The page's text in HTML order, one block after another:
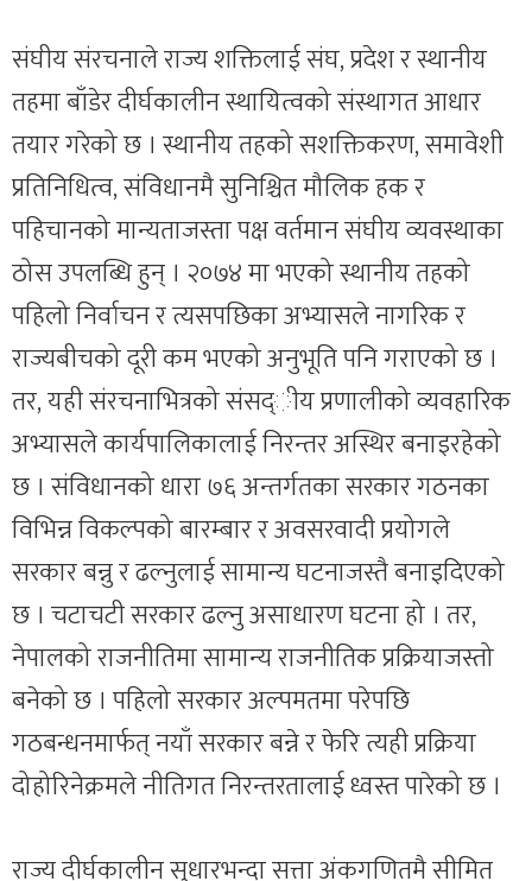
संघीय संरचनाले राज्य शक्तिलाई संघ, प्रदेश र स्थानीय
तहमा बाँडेर दीर्घकालीन स्थायित्वको संस्थागत आधार
तयार गरेको छ । स्थानीय तहको सशक्तिकरण, समावेशी
प्रतिनिधित्व, संविधानमै सुनिश्चित मौलिक हक र
पहिचानको मान्यताजस्ता पक्ष वर्तमान संघीय व्यवस्थाका
ठोस उपलब्धि हुन् । २०७४ मा भएको स्थानीय तहको
पहिलो निर्वाचन र त्यसपछिका अभ्यासले नागरिक र
राज्यबीचको दूरी कम भएको अनुभूति पनि गराएको छ ।
तर, यही संरचनाभित्रको संसद्ीय प्रणालीको व्यवहारिक
अभ्यासले कार्यपालिकालाई निरन्तर अस्थिर बनाइरहेको
छ । संविधानको धारा ७६ अन्तर्गतका सरकार गठनका
विभिन्न विकल्पको बारम्बार र अवसरवादी प्रयोगले
सरकार बन्नु र ढल्नुलाई सामान्य घटनाजस्तै बनाइदिएको
छ । चटाचटी सरकार ढल्नु असाधारण घटना हो । तर,
नेपालको राजनीतिमा सामान्य राजनीतिक प्रक्रियाजस्तो
बनेको छ । पहिलो सरकार अल्पमतमा परेपछि
गठबन्धनमार्फत् नयाँ सरकार बन्ने र फेरि त्यही प्रक्रिया
दोहोरिनेक्रमले नीतिगत निरन्तरतालाई ध्वस्त पारेको छ ।
राज्य दीर्घकालीन सुधारभन्दा सत्ता अंकगणितमै सीमित